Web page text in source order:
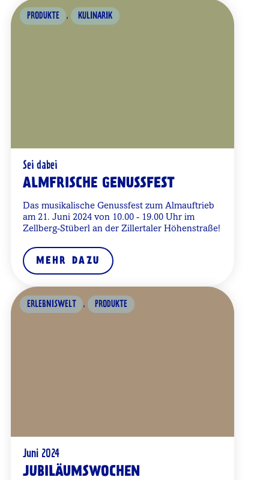
PRODUKTE , KULINARIK
Sei dabei
ALMFRISCHE GENUSSFEST
Das musikalische Genussfest zum Almauftrieb
am 21. Juni 2024 von 10.00 - 19.00 Uhr im
Zellberg-Stüberl an der Zillertaler Höhenstraße!
MEHR DAZU
ERLEBNISWELT , PRODUKTE
Juni 2024
JUBILÄUMSWOCHEN